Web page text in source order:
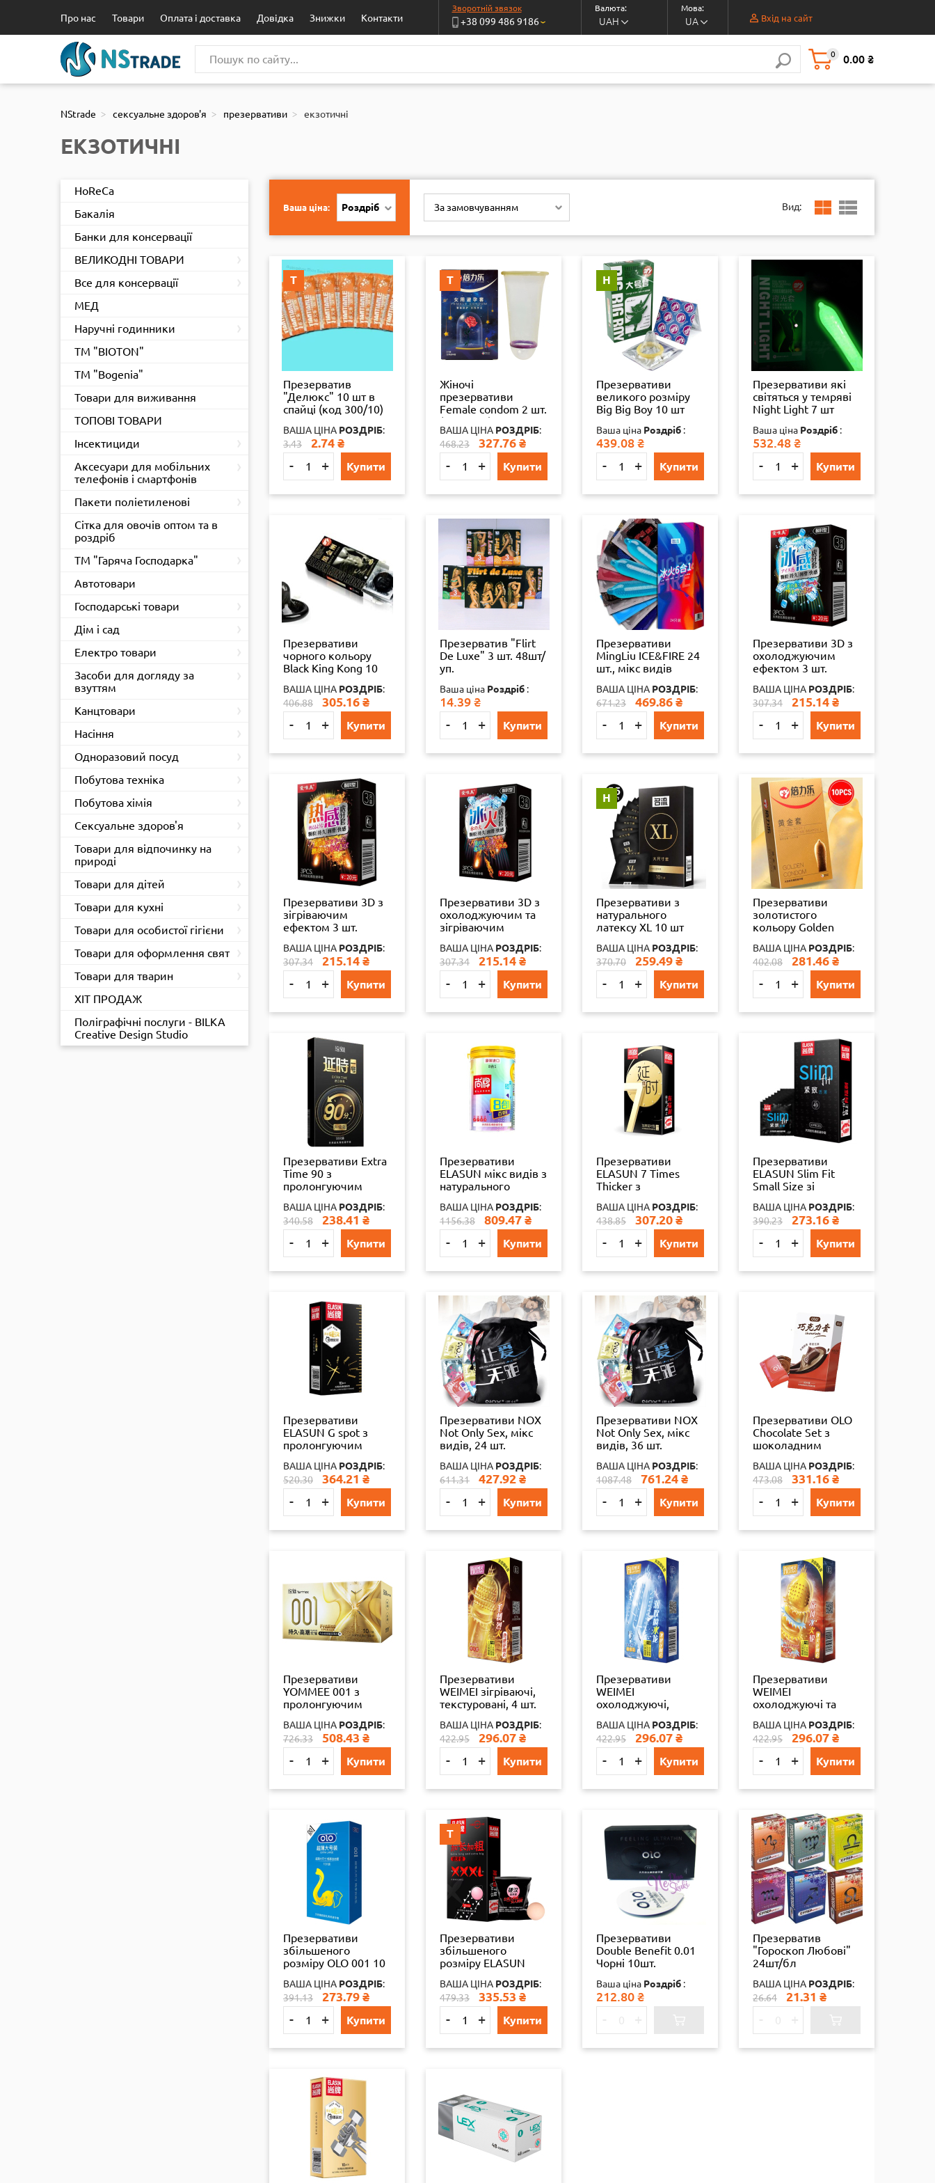
Про нас Товари Оплата і доставка Довідка Знижки Контакти
Зворотній звязок
+38 099 486 9186›
Валюта:
UAH
Мова:
UA Вхід на сайт
0 0.00 ₴
NStrade сексуальне здоров'я презервативи екзотичні
ЕКЗОТИЧНІ
HoReCa
Бакалія
Банки для консервації
ВЕЛИКОДНІ ТОВАРИ
Все для консервації
МЕД
Наручні годинники
ТМ "BIOTON"
ТМ "Bogenia"
Товари для виживання
ТОПОВІ ТОВАРИ
Інсектициди
Аксесуари для мобільних
телефонів і смартфонів
Пакети поліетиленові
Сітка для овочів оптом та в
роздріб
ТМ "Гаряча Господарка"
Автотовари
Господарські товари
Дім і сад
Електро товари
Засоби для догляду за
взуттям
Канцтовари
Насіння
Одноразовий посуд
Побутова техніка
Побутова хімія
Сексуальне здоров'я
Товари для відпочинку на
природі
Товари для дітей
Товари для кухні
Товари для особистої гігієни
Товари для оформлення свят
Товари для тварин
ХІТ ПРОДАЖ
Поліграфічні послуги - BILKA
Creative Design Studio
Ваша ціна: Роздріб За замовчуванням Вид:
Т
Презерватив
"Делюкс" 10 шт в
спайці (код 300/10)
ВАША ЦІНА РОЗДРІБ:
3.43
2.74 ₴
- + Купити
Т
Жіночі
презервативи
Female condom 2 шт.
(Жіночий) оригінал
з ш.к.
6933506074470
ВАША ЦІНА РОЗДРІБ:
468.23
327.76 ₴
- + Купити
Н
Презервативи
великого розміру
Big Big Boy 10 шт
6933506074517 !!!!!
Ваша ціна Роздріб :
439.08 ₴
- + Купити
Презервативи які
світяться у темряві
Night Light 7 шт
6933506074548
Ваша ціна Роздріб :
532.48 ₴
- + Купити
Презервативи
чорного кольору
Black King Kong 10
6933506074401
ВАША ЦІНА РОЗДРІБ:
406.88
305.16 ₴
- + Купити
Презерватив "Flirt
De Luxe" 3 шт. 48шт/
уп.
Ваша ціна Роздріб :
14.39 ₴
- + Купити
Презервативи
MingLiu ICE&FIRE 24
шт., мікс видів
ВАША ЦІНА РОЗДРІБ:
671.23
469.86 ₴
- + Купити
Презервативи 3D з
охолоджуючим
ефектом 3 шт.
ВАША ЦІНА РОЗДРІБ:
307.34
215.14 ₴
- + Купити
Презервативи 3D з
зігріваючим
ефектом 3 шт.
ВАША ЦІНА РОЗДРІБ:
307.34
215.14 ₴
- + Купити
Презервативи 3D з
охолоджуючим та
зігріваючим
ВАША ЦІНА РОЗДРІБ:
307.34
215.14 ₴
- + Купити
Н
Презервативи з
натурального
латексу XL 10 шт
6936296756786
ВАША ЦІНА РОЗДРІБ:
370.70
259.49 ₴
- + Купити
Презервативи
золотистого
кольору Golden
пролонгуючим
ефектом оригінал
ВАША ЦІНА РОЗДРІБ:
402.08
281.46 ₴
- + Купити
Презервативи Extra
Time 90 з
пролонгуючим
ВАША ЦІНА РОЗДРІБ:
340.58
238.41 ₴
- + Купити
Презервативи
ELASUN мікс видів з
натурального
24шт.
ВАША ЦІНА РОЗДРІБ:
1156.38
809.47 ₴
- + Купити
Презервативи
ELASUN 7 Times
Thicker з
ефектом 10 шт.
ВАША ЦІНА РОЗДРІБ:
438.85
307.20 ₴
- + Купити
Презервативи
ELASUN Slim Fit
Small Size зі
G 10 шт.
ВАША ЦІНА РОЗДРІБ:
390.23
273.16 ₴
- + Купити
Презервативи
ELASUN G spot з
пролонгуючим
ВАША ЦІНА РОЗДРІБ:
520.30
364.21 ₴
- + Купити
Презервативи NOX
Not Only Sex, мікс
видів, 24 шт.
ВАША ЦІНА РОЗДРІБ:
611.31
427.92 ₴
- + Купити
Презервативи NOX
Not Only Sex, мікс
видів, 36 шт.
ВАША ЦІНА РОЗДРІБ:
1087.48
761.24 ₴
- + Купити
Презервативи OLO
Chocolate Set з
шоколадним
ВАША ЦІНА РОЗДРІБ:
473.08
331.16 ₴
- + Купити
Презервативи
YOMMEE 001 з
пролонгуючим
ВАША ЦІНА РОЗДРІБ:
726.33
508.43 ₴
- + Купити
Презервативи
WEIMEI зігріваючі,
текстуровані, 4 шт.
ВАША ЦІНА РОЗДРІБ:
422.95
296.07 ₴
- + Купити
Презервативи
WEIMEI
охолоджуючі,
комбо-пак, 4 шт.
ВАША ЦІНА РОЗДРІБ:
422.95
296.07 ₴
- + Купити
Презервативи
WEIMEI
охолоджуючі та
текстуровані, 4 шт.
ВАША ЦІНА РОЗДРІБ:
422.95
296.07 ₴
- + Купити
Презервативи
збільшеного
розміру OLO 001 10
6934439727815
ВАША ЦІНА РОЗДРІБ:
391.13
273.79 ₴
- + Купити
Т
Презервативи
збільшеного
розміру ELASUN
6921137700004
ВАША ЦІНА РОЗДРІБ:
479.33
335.53 ₴
- + Купити
Презервативи
Double Benefit 0.01
Чорні 10шт.
6971007490122
Ваша ціна Роздріб :
212.80 ₴
Презерватив
"Гороскоп Любові"
24шт/бл
ВАША ЦІНА РОЗДРІБ:
26.64
21.31 ₴